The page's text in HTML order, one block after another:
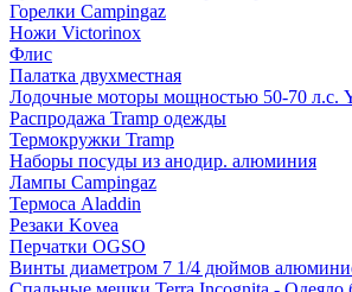
Горелки Campingaz
Ножи Victorinox
Флис
Палатка двухместная
Лодочные моторы мощностью 50-70 л.с.
Распродажа Tramp одежды
Термокружки Tramp
Наборы посуды из анодир. алюминия
Лампы Campingaz
Термоса Aladdin
Резаки Kovea
Перчатки OGSO
Винты диаметром 7 1/4 дюймов